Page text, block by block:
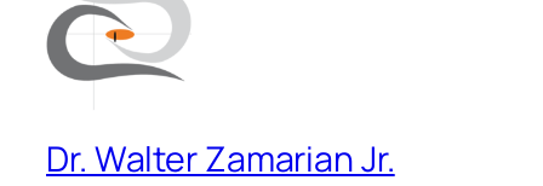
Dr. Walter Zamarian Jr.